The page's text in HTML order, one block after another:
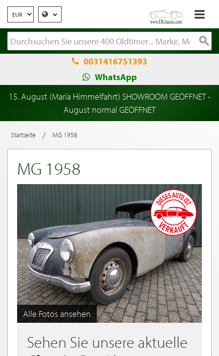
0031416751393
WhatsApp
15. August (Maria Himmelfahrt) SHOWROOM GEÖFFNET -
August normal GEÖFFNET
Startseite / MG 1958
MG 1958
Alle Fotos ansehen
Sehen Sie unsere aktuelle